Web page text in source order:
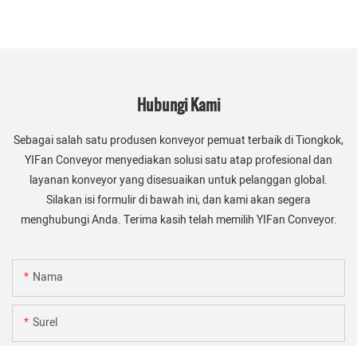
Hubungi Kami
Sebagai salah satu produsen konveyor pemuat terbaik di Tiongkok,
YIFan Conveyor menyediakan solusi satu atap profesional dan
layanan konveyor yang disesuaikan untuk pelanggan global.
Silakan isi formulir di bawah ini, dan kami akan segera
menghubungi Anda. Terima kasih telah memilih YIFan Conveyor.
Nama
Surel